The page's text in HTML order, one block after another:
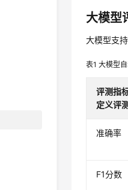
大模型
大模型支
表1大模型
评测指
定义评
准确率
F1分数